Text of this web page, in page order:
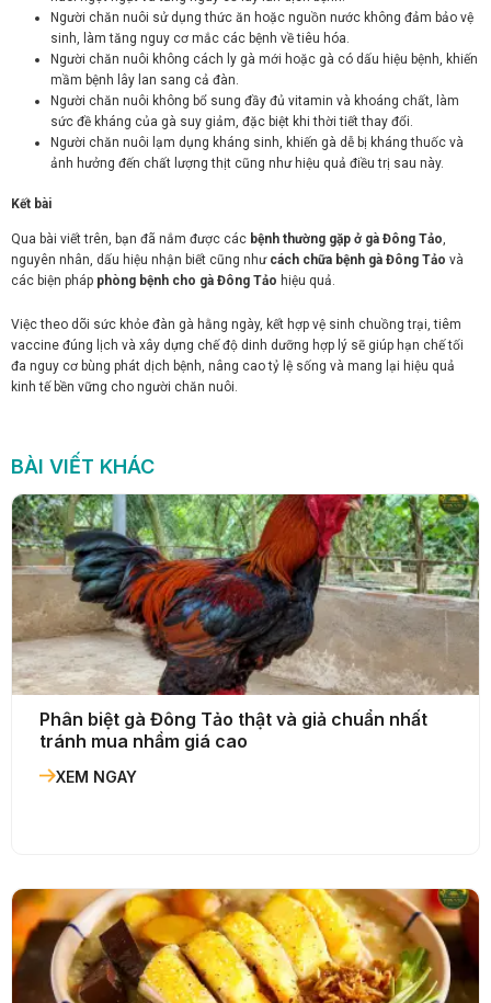
Người chăn nuôi sử dụng thức ăn hoặc nguồn nước không đảm bảo vệ
sinh, làm tăng nguy cơ mắc các bệnh về tiêu hóa.
Người chăn nuôi không cách ly gà mới hoặc gà có dấu hiệu bệnh, khiến
mầm bệnh lây lan sang cả đàn.
Người chăn nuôi không bổ sung đầy đủ vitamin và khoáng chất, làm
sức đề kháng của gà suy giảm, đặc biệt khi thời tiết thay đổi.
Người chăn nuôi lạm dụng kháng sinh, khiến gà dễ bị kháng thuốc và
ảnh hưởng đến chất lượng thịt cũng như hiệu quả điều trị sau này.
Kết bài
Qua bài viết trên, bạn đã nắm được các bệnh thường gặp ở gà Đông Tảo,
nguyên nhân, dấu hiệu nhận biết cũng như cách chữa bệnh gà Đông Tảo và
các biện pháp phòng bệnh cho gà Đông Tảo hiệu quả.
Việc theo dõi sức khỏe đàn gà hằng ngày, kết hợp vệ sinh chuồng trại, tiêm
vaccine đúng lịch và xây dựng chế độ dinh dưỡng hợp lý sẽ giúp hạn chế tối
đa nguy cơ bùng phát dịch bệnh, nâng cao tỷ lệ sống và mang lại hiệu quả
kinh tế bền vững cho người chăn nuôi.
BÀI VIẾT KHÁC
Phân biệt gà Đông Tảo thật và giả chuẩn nhất
tránh mua nhầm giá cao
XEM NGAY